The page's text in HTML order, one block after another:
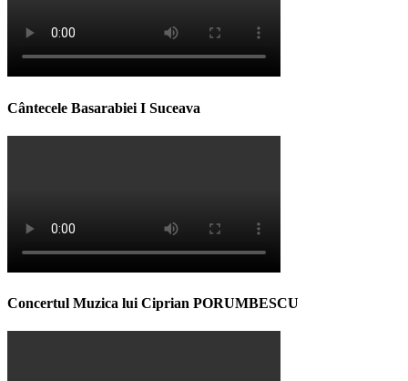
Cântecele Basarabiei I Suceava
Concertul Muzica lui Ciprian PORUMBESCU